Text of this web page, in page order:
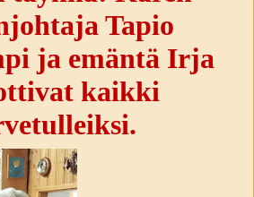
Tapio
ja emäntä Irja
kaikki